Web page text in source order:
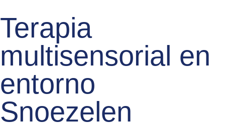
Terapia
multisensorial en
entorno
Snoezelen